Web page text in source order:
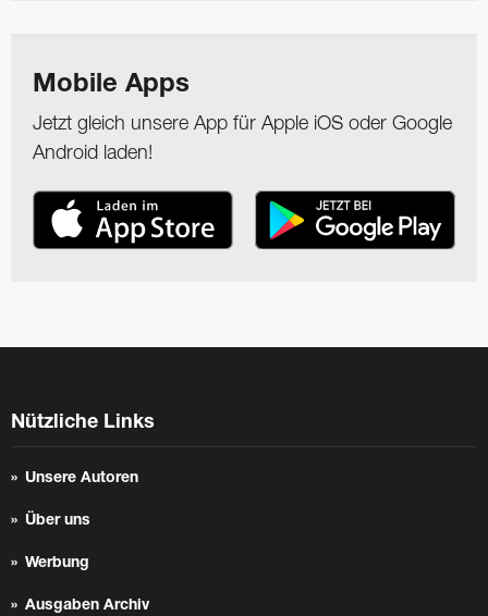
Mobile Apps
Jetzt gleich unsere App für Apple iOS oder Google
Android laden!
Nützliche Links
Unsere Autoren
Über uns
Werbung
Ausgaben Archiv